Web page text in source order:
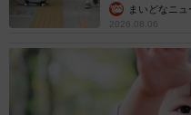
まいどなニ
2026.08.06